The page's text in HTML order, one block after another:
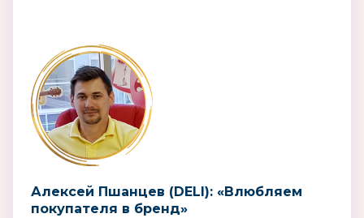
Алексей Пшанцев (DELI): «Влюбляем
покупателя в бренд»